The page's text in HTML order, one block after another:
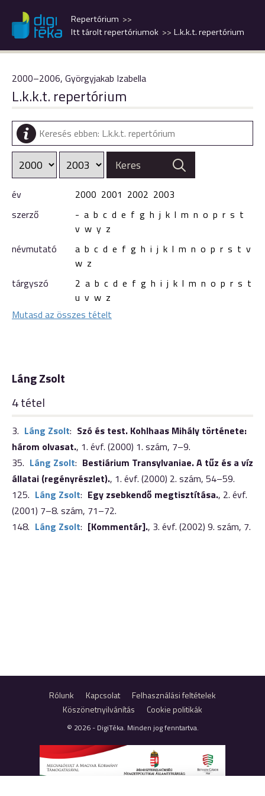
L.k.k.t. repertórium
Itt tárolt repertóriumok
Repertórium
2000–2006, Györgyjakab Izabella
L.k.k.t. repertórium
év 2000 2001 2002 2003
szerző
- a b c d e f g h j k l m n o p r s t
v w y z
névmutató
a b c d e f g h i j k l m n o p r s t v
w z
tárgyszó
2 a b c d e f g h i j k l m n o p r s t
u v w z
Mutasd az összes tételt
Láng Zsolt
4 tétel
3. Láng Zsolt: Szó és test. Kohlhaas Mihály története:
három olvasat., 1. évf. (2000) 1. szám, 7–9.
35. Láng Zsolt: Bestiárium Transylvaniae. A tűz és a víz
állatai (regényrészlet)., 1. évf. (2000) 2. szám, 54–59.
125. Láng Zsolt: Egy zsebkendő megtisztítása., 2. évf.
(2001) 7–8. szám, 71–72.
148. Láng Zsolt: [Kommentár]., 3. évf. (2002) 9. szám, 7.
Rólunk Kapcsolat
Felhasználási feltételek
Köszönetnyilvánítás
Cookie politikák
© 2026 - DigiTéka. Minden jog fenntartva.